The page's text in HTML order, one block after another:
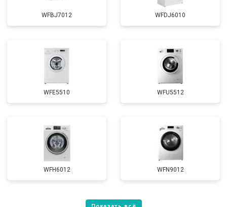
WFBJ7012 WFDJ6010
WFE5510 WFU5512
WFH6012 WFN9012